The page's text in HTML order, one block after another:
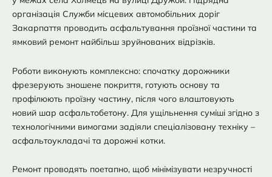
організація Служби місцевих автомобільних доріг
Закарпаття проводить асфальтування проїзної частини та
ямковий ремонт найбільш зруйнованих відрізків.
Роботи виконують комплексно: спочатку дорожники
фрезерують зношене покриття, готують основу та
профілюють проїзну частину, після чого влаштовують
новий шар асфальтобетону. Для ущільнення суміші згідно з
технологічними вимогами задіяли спеціалізовану техніку –
асфальтоукладачі та дорожні котки.
Ремонт проводять поетапно, щоб мінімізувати незручності